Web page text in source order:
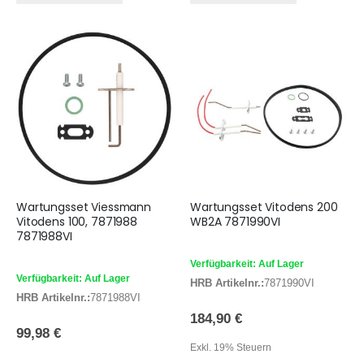
Wartungsset Viessmann
Vitodens 100, 7871988
7871988VI
Verfügbarkeit: Auf Lager
HRB Artikelnr.:7871988VI
99,98 €
Wartungsset Vitodens 200
WB2A 7871990VI
Verfügbarkeit: Auf Lager
HRB Artikelnr.:7871990VI
184,90 €
Exkl. 19% Steuern